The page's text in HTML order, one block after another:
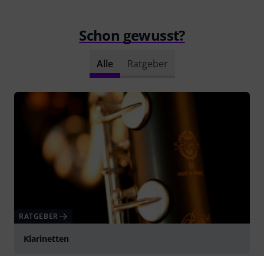
Schon gewusst?
Alle Ratgeber
RATGEBER
Klarinetten